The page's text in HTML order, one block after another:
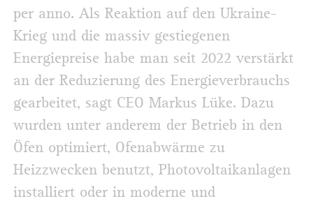
per anno. Als Reaktion auf den Ukraine-
Krieg und die massiv gestiegenen
Energiepreise habe man seit 2022 verstärkt
an der Reduzierung des Energieverbrauchs
gearbeitet, sagt CEO Markus Lüke. Dazu
wurden unter anderem der Betrieb in den
Öfen optimiert, Ofenabwärme zu
Heizzwecken benutzt, Photovoltaikanlagen
installiert oder in moderne und